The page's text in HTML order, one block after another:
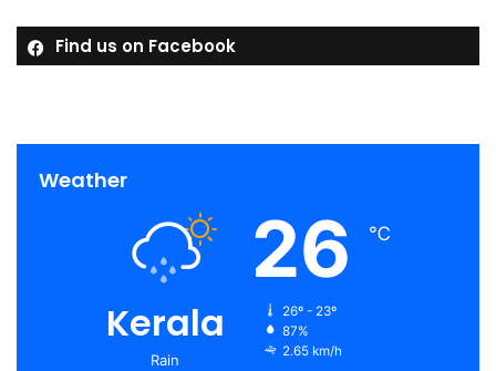
Find us on Facebook
Weather
Kerala
Rain
26 ℃
26º - 23º
87%
2.65 km/h